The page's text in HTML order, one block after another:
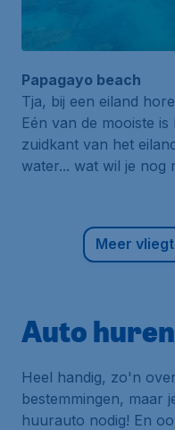
Papagayo beach
Tja, bij een eiland
Eén van de mooiste is
zuidkant van het
water... wat wil je nog
Meer
Auto
Heel handig, zo'n
bestemmingen, maar
huurauto nodig! En